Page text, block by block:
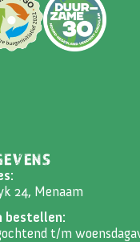
24, Menaam
bestellen:
t/m